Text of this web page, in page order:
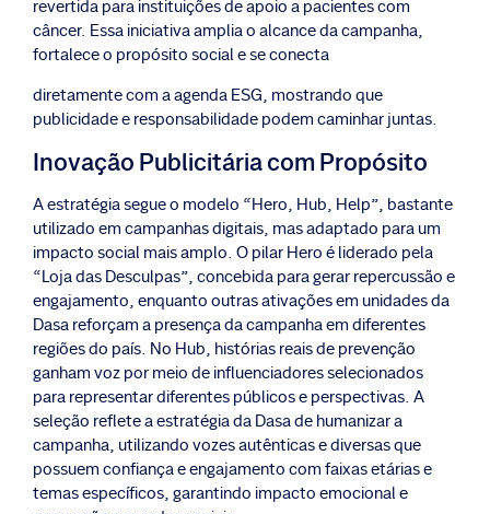
revertida para instituições de apoio a pacientes com
câncer. Essa iniciativa amplia o alcance da campanha,
fortalece o propósito social e se conecta
diretamente com a agenda ESG, mostrando que
publicidade e responsabilidade podem caminhar juntas.
Inovação Publicitária com Propósito
A estratégia segue o modelo “Hero, Hub, Help”, bastante
utilizado em campanhas digitais, mas adaptado para um
impacto social mais amplo. O pilar Hero é liderado pela
“Loja das Desculpas”, concebida para gerar repercussão e
engajamento, enquanto outras ativações em unidades da
Dasa reforçam a presença da campanha em diferentes
regiões do país. No Hub, histórias reais de prevenção
ganham voz por meio de influenciadores selecionados
para representar diferentes públicos e perspectivas. A
seleção reflete a estratégia da Dasa de humanizar a
campanha, utilizando vozes autênticas e diversas que
possuem confiança e engajamento com faixas etárias e
temas específicos, garantindo impacto emocional e